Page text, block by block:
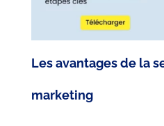
Les avantages de la
marketing